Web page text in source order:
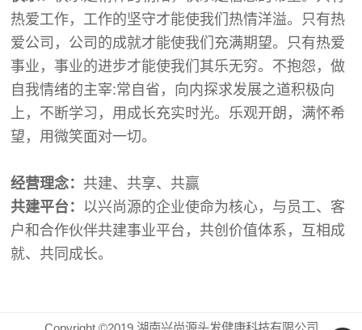
热爱工作，工作的坚守才能使我们热情洋溢。只有热
爱公司，公司的成就才能使我们充满期望。只有热爱
事业， 事业的进步才能使我们其乐无穷。 不抱怨，做
自我情绪的主宰:常自省，向内探求发展之道积极向
上，不断学习，用成长充实时光。 乐观开朗，满怀希
望，用微笑面对一切。
经营理念： 共建、共享、共赢
共建平台： 以兴尚源的企业使命为核心，与员工、客
户和合作伙伴共建事业平台，共创价值体系，互相成
就、共同成长。